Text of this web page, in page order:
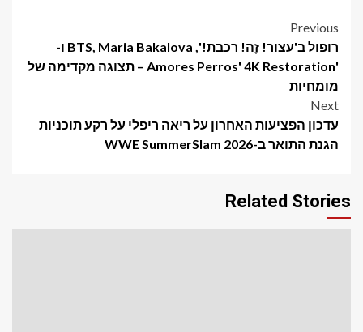
Post
navigation
Previous
רופול ב'עצור! זֶה! רכבת!', BTS, Maria Bakalova ו-
'Amores Perros' 4K Restoration – תצוגה מקדימה של
מומחיות
Next
עדכון הפציעות האחרון על ריאה ריפלי על רקע תוכניות
הגנת התואר ב-WWE SummerSlam 2026
Related Stories